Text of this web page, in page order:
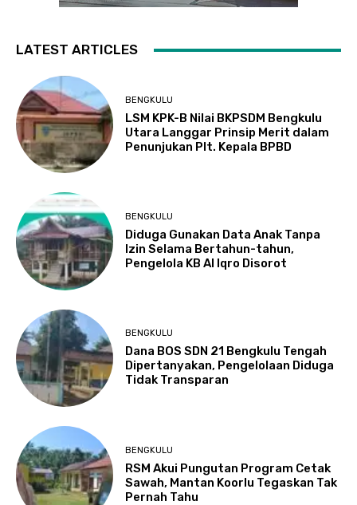
LATEST ARTICLES
BENGKULU
LSM KPK-B Nilai BKPSDM Bengkulu
Utara Langgar Prinsip Merit dalam
Penunjukan Plt. Kepala BPBD
BENGKULU
Diduga Gunakan Data Anak Tanpa
Izin Selama Bertahun-tahun,
Pengelola KB Al Iqro Disorot
BENGKULU
Dana BOS SDN 21 Bengkulu Tengah
Dipertanyakan, Pengelolaan Diduga
Tidak Transparan
BENGKULU
RSM Akui Pungutan Program Cetak
Sawah, Mantan Koorlu Tegaskan Tak
Pernah Tahu